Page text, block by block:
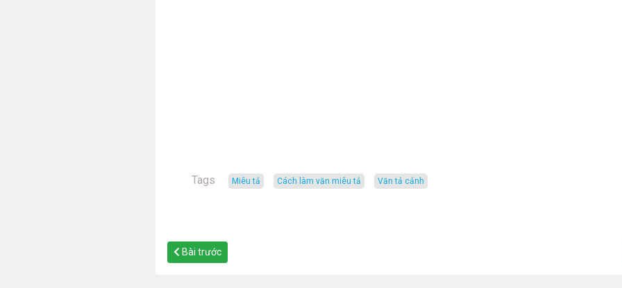
Tags miêu tả cách làm văn miêu tả văn tả cảnh
Bài trước